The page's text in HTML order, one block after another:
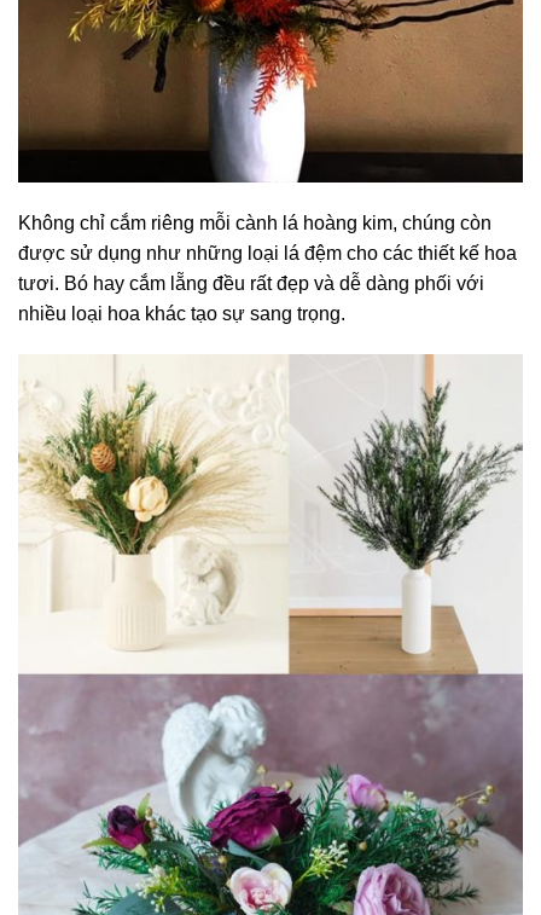
Không chỉ cắm riêng mỗi cành lá hoàng kim, chúng còn
được sử dụng như những loại lá đệm cho các thiết kế hoa
tươi. Bó hay cắm lẵng đều rất đẹp và dễ dàng phối với
nhiều loại hoa khác tạo sự sang trọng.